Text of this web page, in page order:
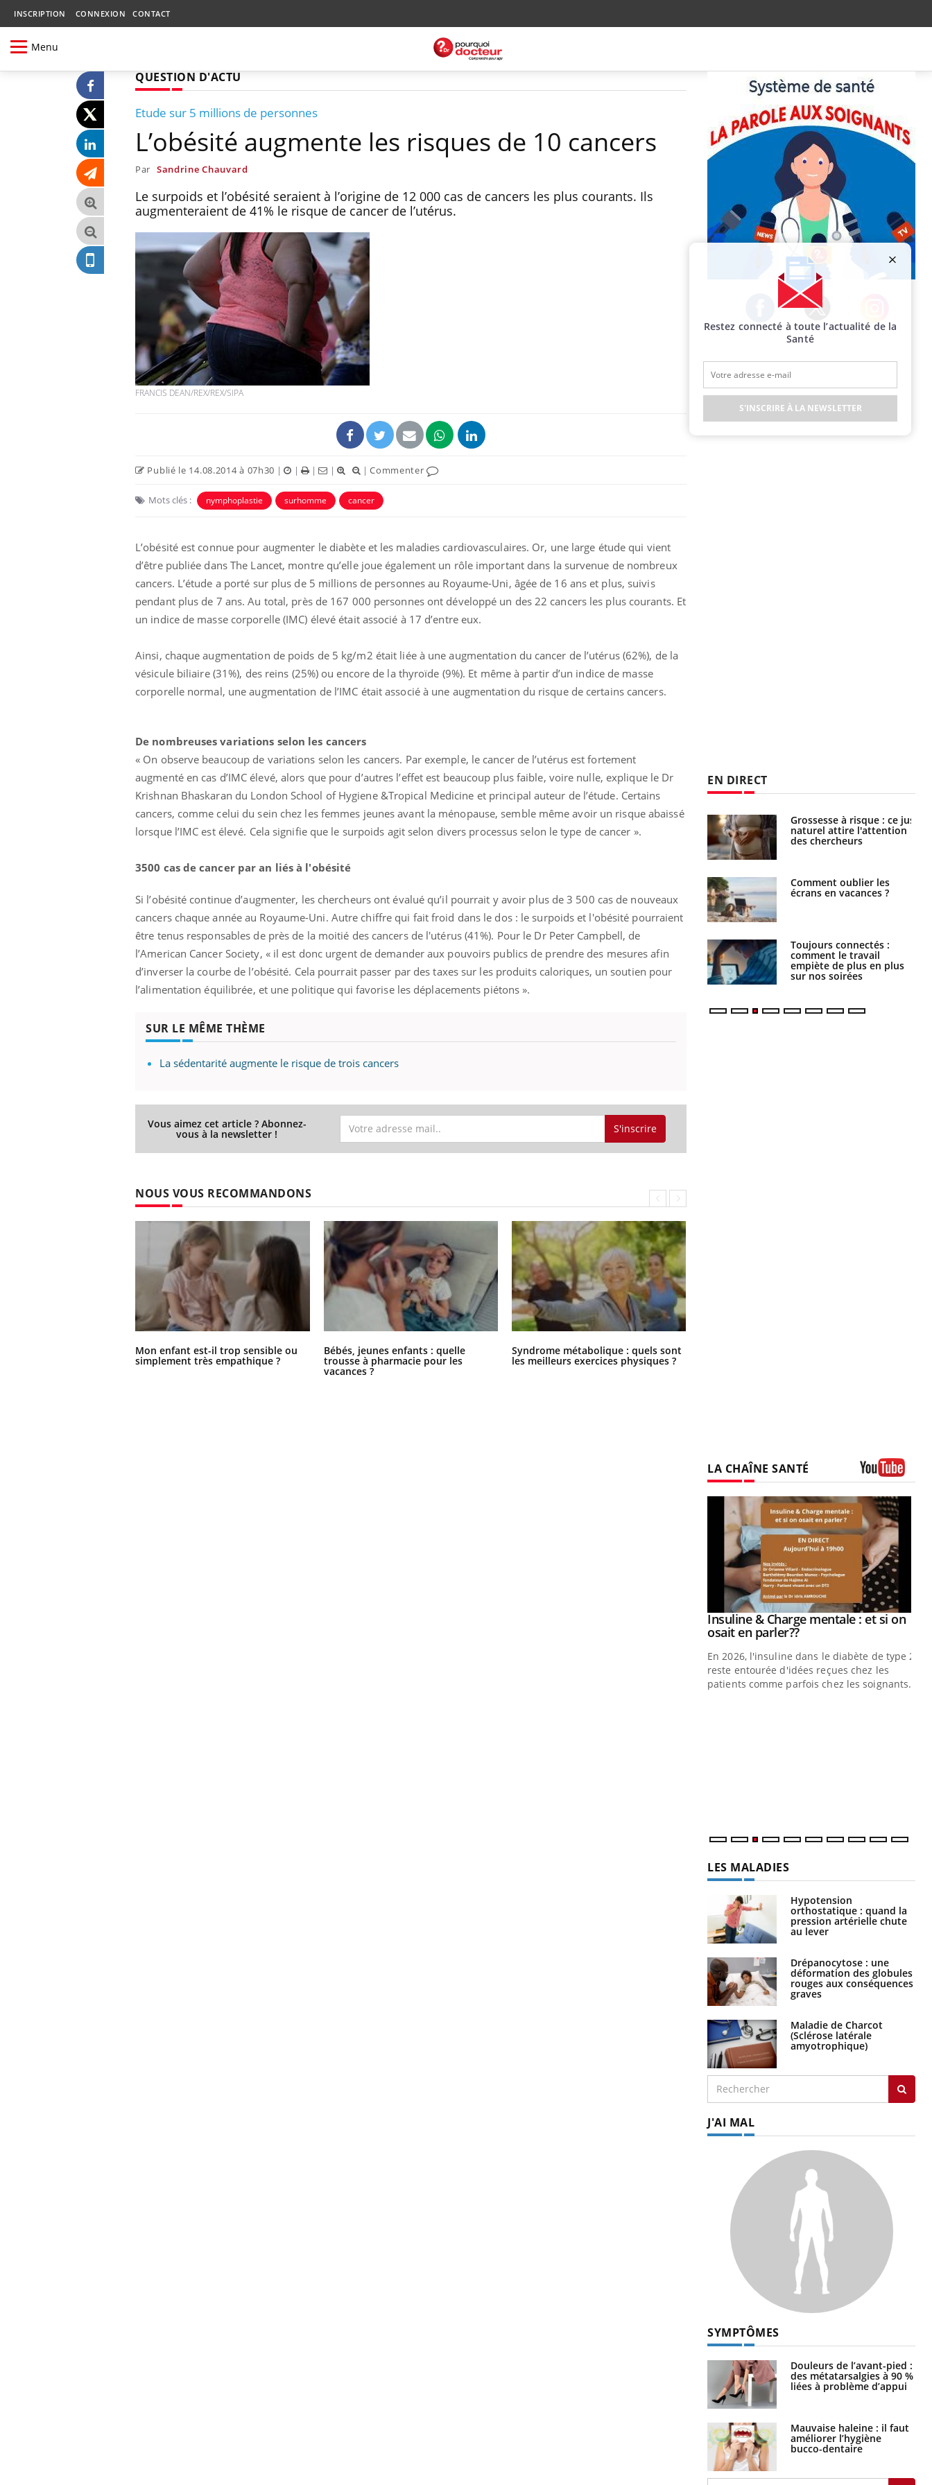
INSCRIPTION CONNEXION CONTACT
Menu
QUESTION D'ACTU
Etude sur 5 millions de personnes
L’obésité augmente les risques de 10 cancers
Par Sandrine Chauvard
Le surpoids et l’obésité seraient à l’origine de 12 000 cas de cancers les plus courants. Ils
augmenteraient de 41% le risque de cancer de l’utérus.
FRANCIS DEAN/REX/REX/SIPA
Publié le 14.08.2014 à 07h30 | | | | |Commenter
Mots clés : nymphoplastie surhomme cancer
L’obésité est connue pour augmenter le diabète et les maladies cardiovasculaires. Or, une large étude qui vient
d’être publiée dans The Lancet, montre qu’elle joue également un rôle important dans la survenue de nombreux
cancers. L’étude a porté sur plus de 5 millions de personnes au Royaume-Uni, âgée de 16 ans et plus, suivis
pendant plus de 7 ans. Au total, près de 167 000 personnes ont développé un des 22 cancers les plus courants. Et
un indice de masse corporelle (IMC) élevé était associé à 17 d’entre eux.
Ainsi, chaque augmentation de poids de 5 kg/m2 était liée à une augmentation du cancer de l’utérus (62%), de la
vésicule biliaire (31%), des reins (25%) ou encore de la thyroïde (9%). Et même à partir d’un indice de masse
corporelle normal, une augmentation de l’IMC était associé à une augmentation du risque de certains cancers.
De nombreuses variations selon les cancers
« On observe beaucoup de variations selon les cancers. Par exemple, le cancer de l’utérus est fortement
augmenté en cas d’IMC élevé, alors que pour d’autres l’effet est beaucoup plus faible, voire nulle, explique le Dr
Krishnan Bhaskaran du London School of Hygiene &Tropical Medicine et principal auteur de l’étude. Certains
cancers, comme celui du sein chez les femmes jeunes avant la ménopause, semble même avoir un risque abaissé
lorsque l’IMC est élevé. Cela signifie que le surpoids agit selon divers processus selon le type de cancer ».
3500 cas de cancer par an liés à l'obésité
Si l’obésité continue d’augmenter, les chercheurs ont évalué qu’il pourrait y avoir plus de 3 500 cas de nouveaux
cancers chaque année au Royaume-Uni. Autre chiffre qui fait froid dans le dos : le surpoids et l'obésité pourraient
être tenus responsables de près de la moitié des cancers de l'utérus (41%). Pour le Dr Peter Campbell, de
l’American Cancer Society, « il est donc urgent de demander aux pouvoirs publics de prendre des mesures afin
d’inverser la courbe de l’obésité. Cela pourrait passer par des taxes sur les produits caloriques, un soutien pour
l’alimentation équilibrée, et une politique qui favorise les déplacements piétons ».
SUR LE MÊME THÈME
La sédentarité augmente le risque de trois cancers
Vous aimez cet article ? Abonnez-
vous à la newsletter ! S'inscrire
NOUS VOUS RECOMMANDONS
Mon enfant est-il trop sensible ou
simplement très empathique ?
Bébés, jeunes enfants : quelle
trousse à pharmacie pour les
vacances ?
Syndrome métabolique : quels sont
les meilleurs exercices physiques ?
Facebook Twitter Instagram
EN DIRECT
Mon enfant est-il trop
sensible ou simplement
très empathique ?
quelle trousse à
pharmacie pour les
vacances ?
Syndrome métabolique :
quels sont les meilleurs
exercices physiques ?
Comment éviter une otite
pendant les vacances ?
détecté chez un touriste
en France
Mortalité infantile : un
rapport s’interroge sur
son taux élevé en France
Grossesse à risque : ce jus
naturel attire l'attention
des chercheurs
Comment oublier les
écrans en vacances ?
Toujours connectés :
comment le travail
empiète de plus en plus
sur nos soirées
LA CHAÎNE SANTÉ
Youtube
Insuline & Charge mentale : et si on
osait en parler??Youtube
En 2026, l'insuline dans le diabète de type 2
reste entourée d'idées reçues chez les
patients comme parfois chez les soignants.
LES MALADIES
Hypotension
orthostatique : quand la
pression artérielle chute
au lever
Drépanocytose : une
déformation des globules
rouges aux conséquences
graves
Maladie de Charcot
(Sclérose latérale
amyotrophique)
J'AI MAL
SYMPTÔMES
Douleurs de l’avant-pied :
des métatarsalgies à 90 %
liées à problème d’appui
Mauvaise haleine : il faut
améliorer l’hygiène
bucco-dentaire
Restez connecté à toute l’actualité de la
Santé
S'INSCRIRE À LA NEWSLETTER